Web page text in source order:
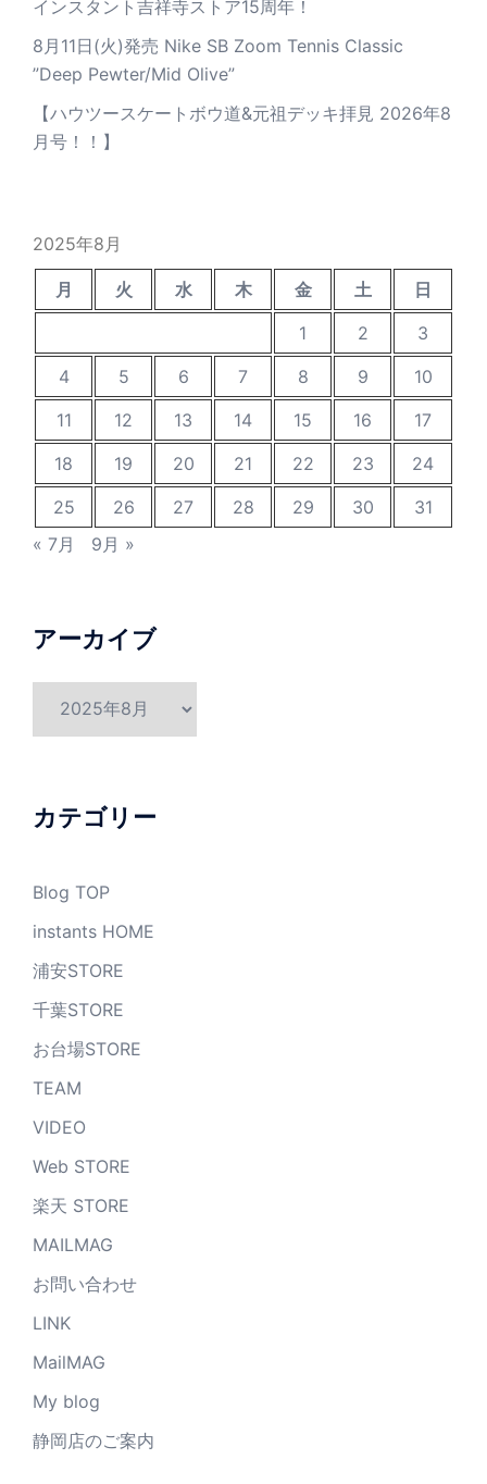
インスタント吉祥寺ストア15周年！
8月11日(火)発売 Nike SB Zoom Tennis Classic
”Deep Pewter/Mid Olive”
【ハウツースケートボウ道&元祖デッキ拝見 2026年8
月号！！】
2025年8月
月 火 水 木 金 土
日
1
2
3
4
5 6 7 8 9
10
11
12 13 14 15 16
17
18
19 20 21 22 23
24
25
26 27 28 29 30
31
« 7月
9月 »
アーカイブ
ブ
カテゴリー
Blog TOP
instants HOME
浦安STORE
千葉STORE
お台場STORE
TEAM
VIDEO
Web STORE
楽天 STORE
MAILMAG
お問い合わせ
LINK
MailMAG
My blog
静岡店のご案内